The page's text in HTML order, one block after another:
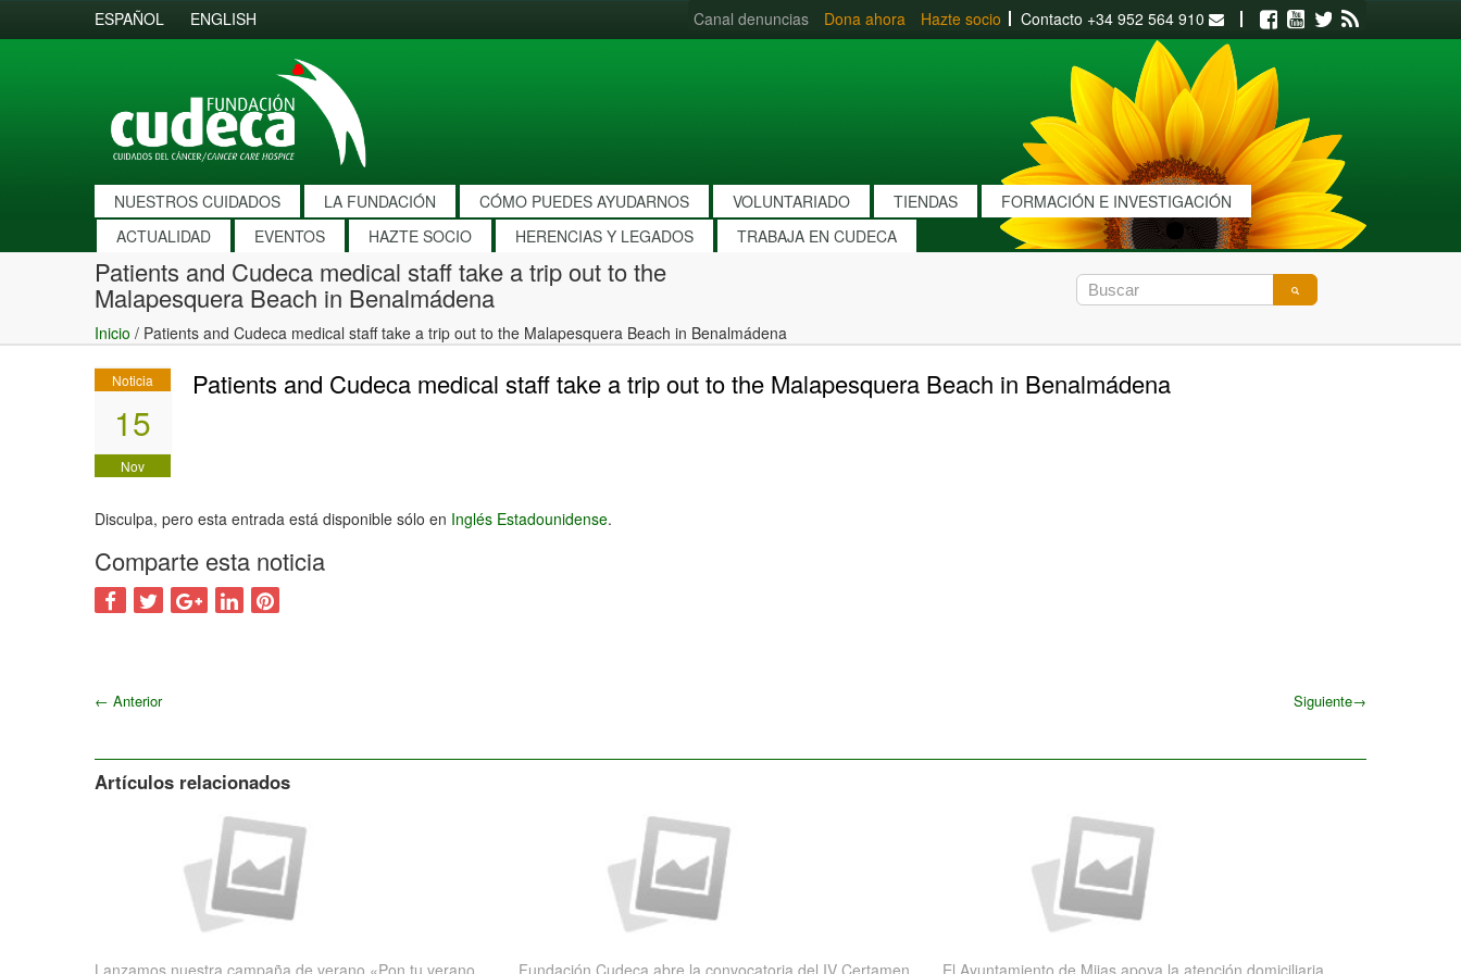
ESPAÑOL ENGLISH Canal denuncias Dona ahora Hazte socio Contacto +34 952 564 910 Facebook
Youtube
Twitter
NUESTROS CUIDADOS LA FUNDACIÓN CÓMO PUEDES AYUDARNOS VOLUNTARIADO TIENDAS
FORMACIÓN E INVESTIGACIÓN
ACTUALIDAD
EVENTOS HAZTE SOCIO HERENCIAS Y LEGADOS TRABAJA EN CUDECA
Patients and Cudeca medical staff take a trip out to the
Malapesquera Beach in Benalmádena
Inicio / Patients and Cudeca medical staff take a trip out to the Malapesquera Beach in Benalmádena
Noticia
15
Nov
Patients and Cudeca medical staff take a trip out to the Malapesquera Beach in Benalmádena
Disculpa, pero esta entrada está disponible sólo en Inglés Estadounidense.
Comparte esta noticia
← Anterior Siguiente→
Artículos relacionados
Lanzamos nuestra campaña de verano «Pon tu verano
Fundación Cudeca abre la convocatoria del IV Certamen
El Ayuntamiento de Mijas apoya la atención domiciliaria